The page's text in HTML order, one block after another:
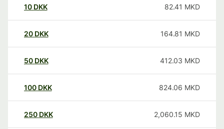
10 DKK 82.41 MKD
20 DKK 164.81 MKD
50 DKK 412.03 MKD
100 DKK 824.06 MKD
250 DKK 2,060.15 MKD